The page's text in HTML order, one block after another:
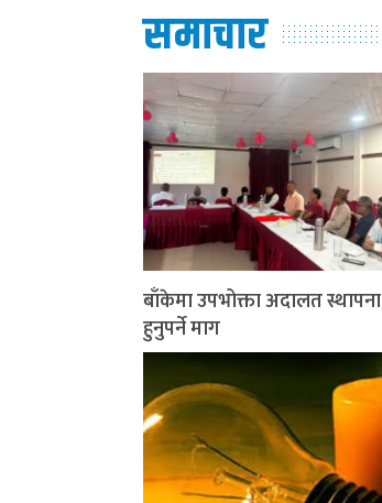
समाचार
बाँकेमा उपभोक्ता अदालत स्थापना
हुनुपर्ने माग